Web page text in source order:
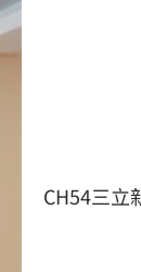
CH54三立